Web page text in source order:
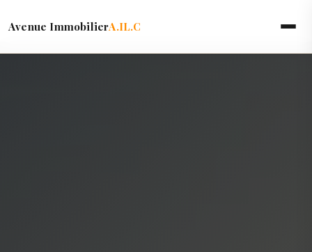
Avenue ImmobilierA.IL.C